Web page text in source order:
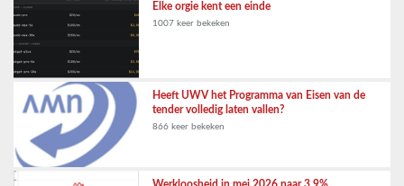
Elke orgie kent een einde
1007 keer bekeken
Heeft UWV het Programma van Eisen van de
tender volledig laten vallen?
866 keer bekeken